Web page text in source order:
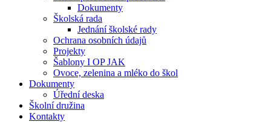
Dokumenty
Školská rada
Jednání školské rady
Ochrana osobních údajů
Projekty
Šablony I OP JAK
Ovoce, zelenina a mléko do škol
Dokumenty
Úřední deska
Školní družina
Kontakty